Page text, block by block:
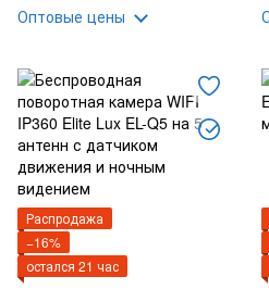
Оптовые цены
Распродажа
−16%
остался 21 час